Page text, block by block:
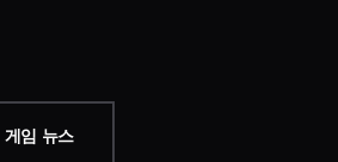
게임 뉴스